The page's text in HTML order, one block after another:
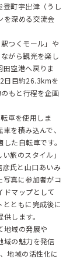
登町宇出津（うし
を深める交流会
つくモール」や
がら観光を楽し
田空港へ戻りま
日目約26.3kmを
もと行程を企画
車を使用しま
を積み込んで、
た自転車です。
旅のスタイル」
氏と山口あいみ
写真に参加者がコ
ドマップとして
ともに完成後に
します。
地域の発展や
域の魅力を発信
地域の活性化に